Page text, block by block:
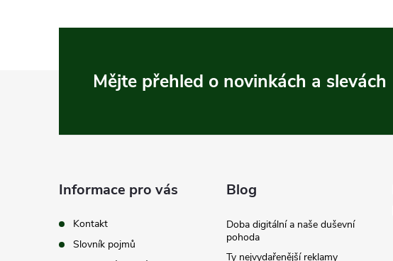
Mějte přehled o novinkách a slevách
Informace pro vás
Kontakt
Slovník pojmů
Blog
Doba digitální a naše duševní
pohoda
Ty nejvydařenější reklamy